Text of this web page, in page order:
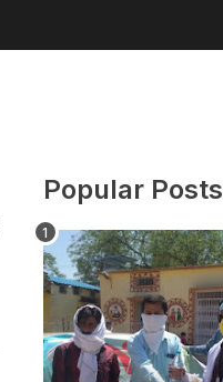
Popular Posts